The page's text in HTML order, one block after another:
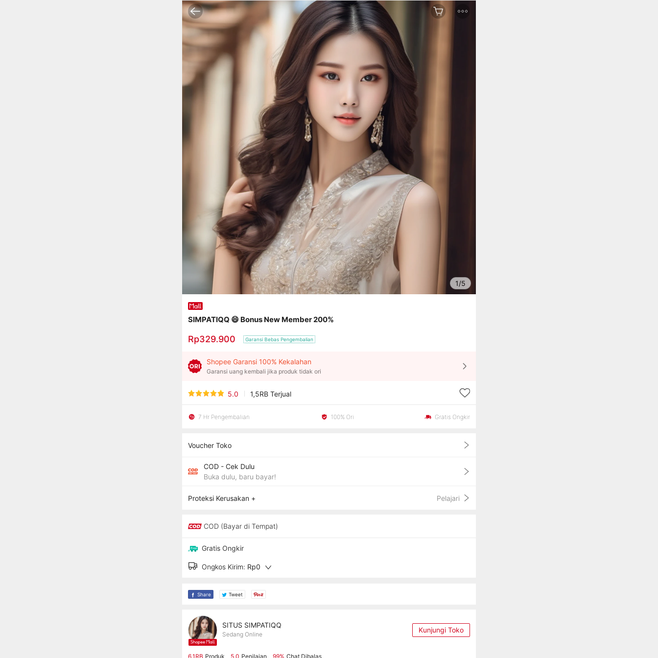
1/5
SIMPATIQQ 😄 Bonus New Member 200%
Rp329.900 Garansi Bebas Pengembalian
Shopee Garansi 100% Kekalahan
Garansi uang kembali jika produk tidak ori
5.0 1,5RB Terjual
7 Hr Pengembalian 100% Ori Gratis Ongkir
Voucher Toko
COD - Cek Dulu
Buka dulu, baru bayar!
Proteksi Kerusakan + Pelajari
COD (Bayar di Tempat)
Gratis Ongkir
Ongkos Kirim: Rp0
Share Tweet
SITUS SIMPATIQQ
Sedang Online Kunjungi Toko
6,1RB Produk 5.0 Penilaian 99% Chat Dibalas